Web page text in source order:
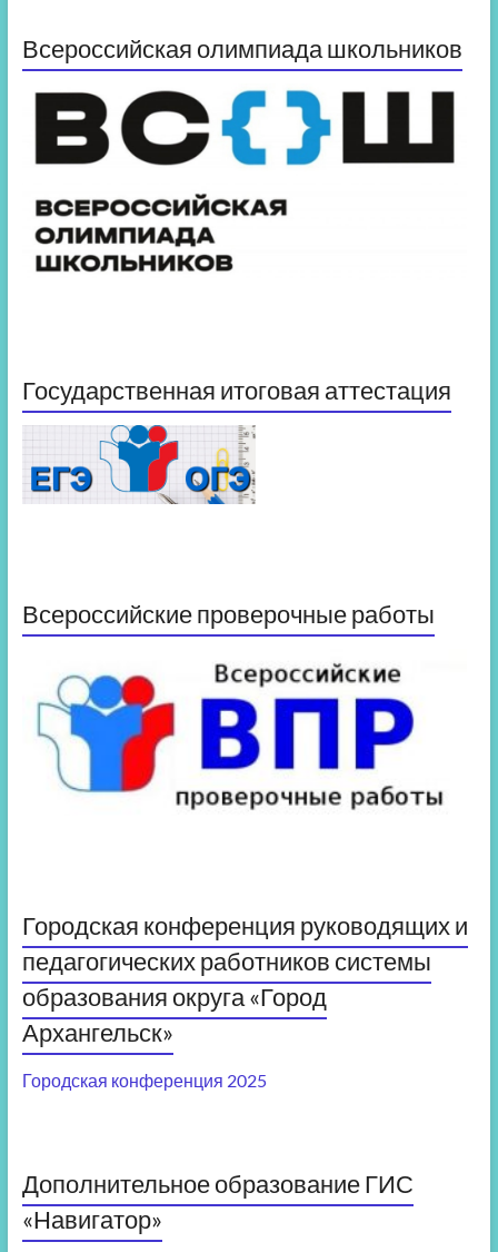
Всероссийская олимпиада школьников
Государственная итоговая аттестация
Всероссийские проверочные работы
Городская конференция руководящих и
педагогических работников системы
образования округа «Город
Архангельск»
Городская конференция 2025
Дополнительное образование ГИС
«Навигатор»